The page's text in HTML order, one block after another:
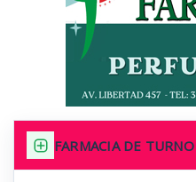
FARMACIA DE TURNO